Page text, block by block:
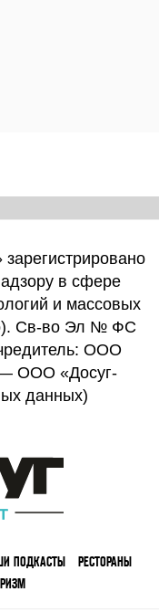
в сфере
и массовых
Св-во Эл № ФС
ООО
— ООО «Досуг-
данных)
ПОДКАСТЫ
РЕСТОРАНЫ